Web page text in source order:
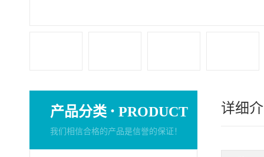
产品分类 · PRODUCT
我们相信合格的产品是信誉的保证！
详细